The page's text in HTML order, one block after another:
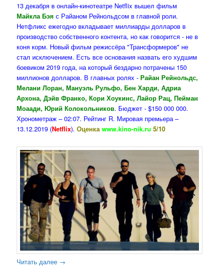
13 декабря в онлайн-кинотеатре Netflix вышел фильм
Майкла Бэя с Райаном Рейнольдсом в главной роли.
Нетфликс ежегодно вкладывает миллиарды долларов в
производство собственного контента, но как говорится - не в
коня корм. Новый фильм режиссёра "Трансформеров" не
стал исключением. Есть все основания назвать его худшим
боевиком 2019 года, на который бездарно потрачены 150
миллионов долларов. В главных ролях -Райан Рейнольдс,
Мелани Лоран, Мануэль Рульфо, Бен Харди, Адриа
Архона, Дэйв Франко, Кори Хоукинс, Лайор Рац, Пейман
Моаади, Юрий Колокольников. Бюджет - $150 000 000.
Хронометраж – 02:07. Рейтинг R. Мировая премьера –
13.12.2019 (Netflix). Оценкаwww.kino-nik.ru 5/10
Читать далее →